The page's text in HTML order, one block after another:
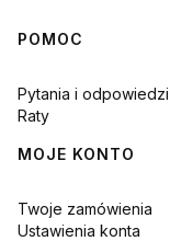
Linki w stopce
POMOC
Pytania i odpowiedzi
Raty
MOJE KONTO
Twoje zamówienia
Ustawienia konta